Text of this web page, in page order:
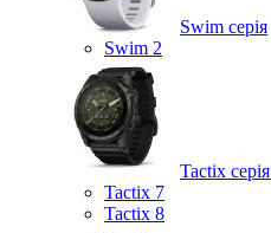
Swim серія
Swim 2
Tactix серія
Tactix 7
Tactix 8